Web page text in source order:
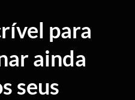
para
ainda
seus